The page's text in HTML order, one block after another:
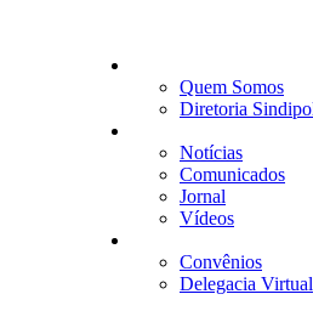
Quem Somos
Diretoria
Notícias
Comunicados
Jornal
Vídeos
Convênios
Delegacia Virtual